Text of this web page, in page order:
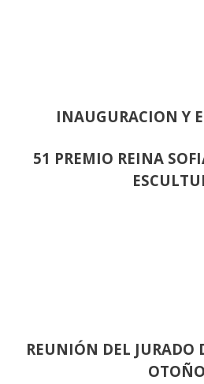
INAUGURACION Y
51 PREMIO REINA
REUNIÓN DEL JURADO
OTOÑO